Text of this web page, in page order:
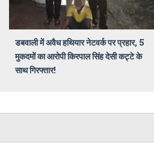
डबवाली में अवैध हथियार नेटवर्क पर प्रहार, 5
मुकदमों का आरोपी किरपाल सिंह देसी कट्टे के
साथ गिरफ्तार!